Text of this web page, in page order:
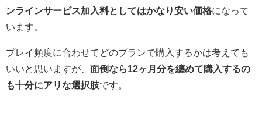
ンラインサービス加入料としてはかなり安い価格になって
います。
プレイ頻度に合わせてどのプランで購入するかは考えても
いいと思いますが、 面倒なら12ヶ月分を纏めて購入するの
も十分にアリな選択肢です。